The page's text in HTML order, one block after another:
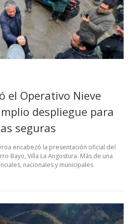
el Operativo Nieve
despliegue para
seguras
encabezó la presentación oficial del
Bayo, Villa La Angostura. Más de una
nacionales y municipales